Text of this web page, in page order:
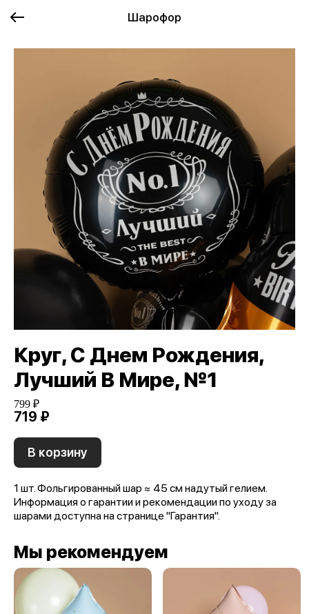
Шарофор
Круг, С Днем Рождения,
Лучший В Мире, №1
799 ₽
719 ₽
В корзину
1 шт. Фольгированный шар ≈ 45 см надутый гелием.
Информация о гарантии и рекомендации по уходу за
шарами доступна на странице "Гарантия".
Мы рекомендуем